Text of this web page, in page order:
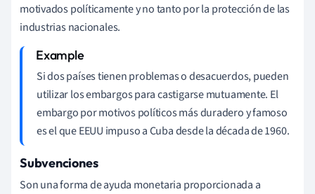
motivados políticamente y no tanto por la protección de las
industrias nacionales.
Si dos países tienen problemas o desacuerdos, pueden
utilizar los embargos para castigarse mutuamente. El
embargo por motivos políticos más duradero y famoso
es el que EEUU impuso a Cuba desde la década de 1960.
Subvenciones
Son una forma de ayuda monetaria proporcionada a